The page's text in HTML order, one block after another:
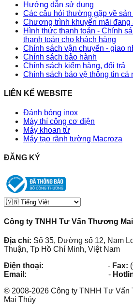
Hướng dẫn sử dụng
Các câu hỏi thường gặp về sản
Chương trình khuyến mãi đang
Hình thức thanh toán - Chính
thanh toán cho khách hàng
Chính sách vận chuyển - giao
Chính sách bảo hành
Chính sách kiểm hàng, đổi trả
Chính sách bảo vệ thông tin
LIÊN KẾ WEBSITE
Đánh bóng inox
Máy thí công cơ điện
Máy khoan từ
Máy tạo rãnh tường Macroza
ĐĂNG KÝ
Công ty TNHH Tư Vấn Thương
Địa chỉ: Số 35, Đường số 12, Nam
Thuận, Tp Hồ Chí Minh, Việt Nam
Điện thoại:
- Fax:
Email:
-
© 2008-2026 Công ty TNHH Tư Vấn
Mai Thủy